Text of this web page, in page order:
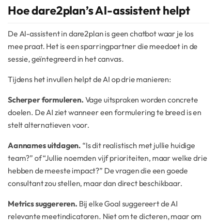
Hoe dare2plan’s AI-assistent helpt
De AI-assistent in dare2plan is geen chatbot waar je los
mee praat. Het is een sparringpartner die meedoet in de
sessie, geïntegreerd in het canvas.
Tijdens het invullen helpt de AI op drie manieren:
Scherper formuleren. Vage uitspraken worden concrete
doelen. De AI ziet wanneer een formulering te breed is en
stelt alternatieven voor.
Aannames uitdagen. “Is dit realistisch met jullie huidige
team?” of “Jullie noemden vijf prioriteiten, maar welke drie
hebben de meeste impact?” De vragen die een goede
consultant zou stellen, maar dan direct beschikbaar.
Metrics suggereren. Bij elke Goal suggereert de AI
relevante meetindicatoren. Niet om te dicteren, maar om